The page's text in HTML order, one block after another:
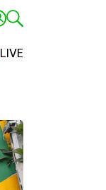
LIVE